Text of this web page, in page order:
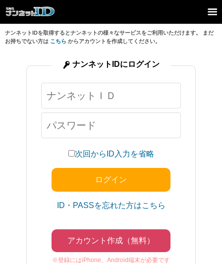
ナンネットIDを取得するとナンネットの様々なサービスをご利用いただけます。 まだ
お持ちでない方は こちら からアカウントを作成してください。
次回からID入力を省略
ID・PASSを忘れた方はこちら
アカウント作成（無料）
※登録にはiPhone、Android端末が必要です
ナンネットIDにログイン